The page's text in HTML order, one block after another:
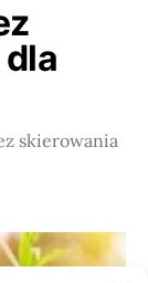
skierowania